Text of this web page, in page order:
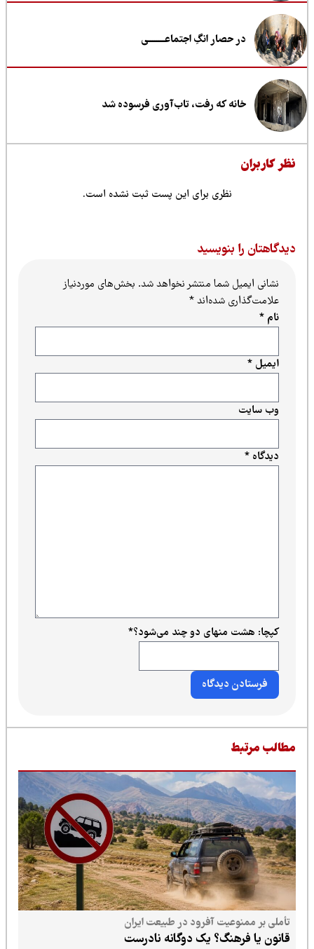
در حصار انگِ اجتماعــــــــی
خانه که رفت، تاب‌آوری فرسوده شد
کاربران
نظری برای این پست ثبت نشده است.
را بنویسید
نشانی ایمیل شما منتشر نخواهد شد.بخش‌های موردنیاز
علامت‌گذاری شده‌اند*
دیدگاه*
ایمیل*
وب‌ سایت
کپچا: هشت منهای دو چند می‌شود؟*
مرتبط
تأملی بر ممنوعیت آفرود در طبیعت ایران
قانون یا فرهنگ؟ یک دوگانه نادرست